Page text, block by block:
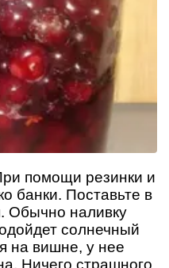
помощи резинки и
банки. Поставьте в
Обычно наливку
солнечный
на вишне, у нее